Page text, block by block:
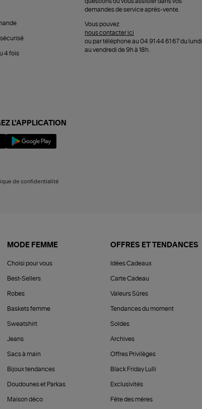
4 fois
demandes de service après-vente.
Vous pouvez
nous contacter ici
ou par téléphone au 04 91 44 61 67 du lundi
au vendredi de 9h à 18h.
L'APPLICATION
de confidentialité
MODE FEMME
Choisi pour vous
Best-Sellers
Robes
Baskets femme
Sweatshirt
Jeans
Sacs à main
Bijoux tendances
Doudounes et Parkas
Maison déco
OFFRES ET TENDANCES
Idées Cadeaux
Carte Cadeau
Valeurs Sûres
Tendances du moment
Soldes
Archives
Offres Privilèges
Black Friday Lulli
Exclusivités
Fête des mères